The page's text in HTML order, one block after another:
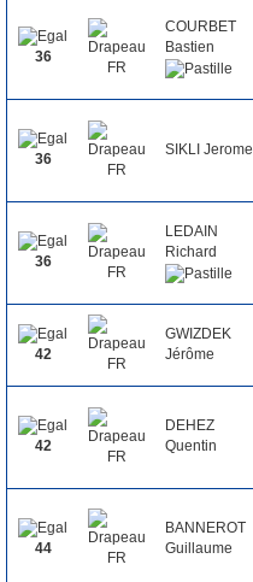
36
COURBET
Bastien
36
SIKLI Jerome
36
LEDAIN
Richard
42
GWIZDEK
Jérôme
42
DEHEZ
Quentin
44
BANNEROT
Guillaume